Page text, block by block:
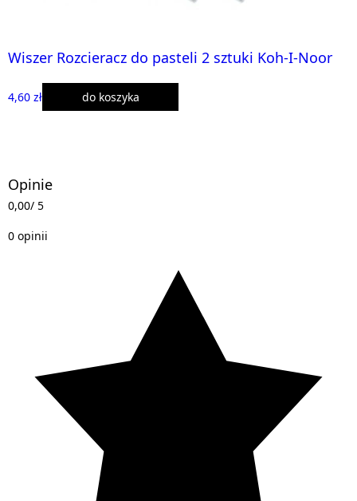
Wiszer Rozcieracz do pasteli 2 sztuki Koh-I-Noor
4,60 zł do koszyka
Opinie
0,00/ 5
0 opinii